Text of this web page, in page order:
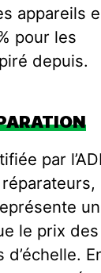
appareils
pour les
depuis.
par
un
le prix des